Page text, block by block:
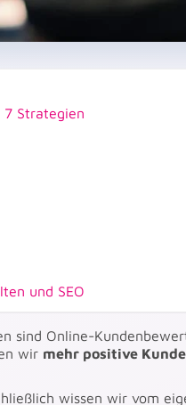
7 Strategien
und SEO
sind Online-
wir mehr positive
wissen wir vom